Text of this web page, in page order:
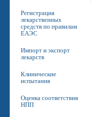
Регистрация
лекарственных
средств по правилам
ЕАЭС
Импорт и экспорт
лекарств
Клинические
испытания
Оценка соответствия
НПП